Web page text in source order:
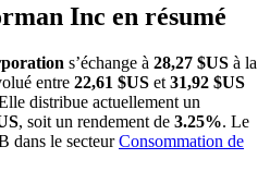
Inc en résumé
s’échange à 28,27 $US à la
entre 22,61 $US et 31,92 $US
distribue actuellement un
, soit un rendement de 3.25%. Le
dans le secteurConsommation de